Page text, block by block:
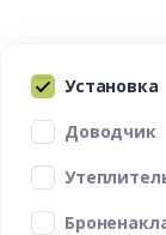
Установка
Доводчик